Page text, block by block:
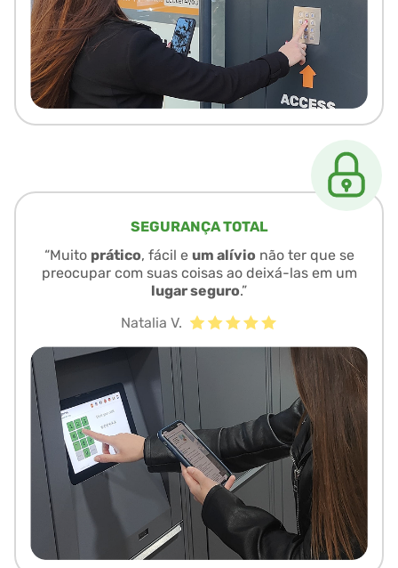
SEGURANÇA TOTAL
“Muito prático, fácil e um alívio não ter que se
preocupar com suas coisas ao deixá-las em um
lugar seguro.”
Natalia V.